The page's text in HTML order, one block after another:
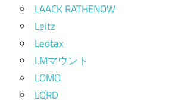
LAACK RATHENOW
Leitz
Leotax
LMマウント
LOMO
LORD